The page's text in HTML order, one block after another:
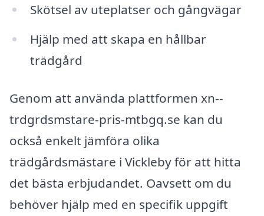
Skötsel av uteplatser och gångvägar
Hjälp med att skapa en hållbar
trädgård
Genom att använda plattformen xn--
trdgrdsmstare-pris-mtbgq.se kan du
också enkelt jämföra olika
trädgårdsmästare i Vickleby för att hitta
det bästa erbjudandet. Oavsett om du
behöver hjälp med en specifik uppgift